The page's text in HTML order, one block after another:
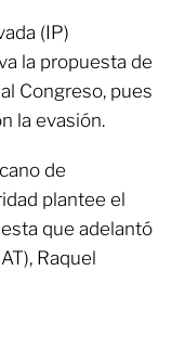
(IP)
la propuesta de
Congreso, pues
la evasión.
de
plantee el
que adelantó
Raquel